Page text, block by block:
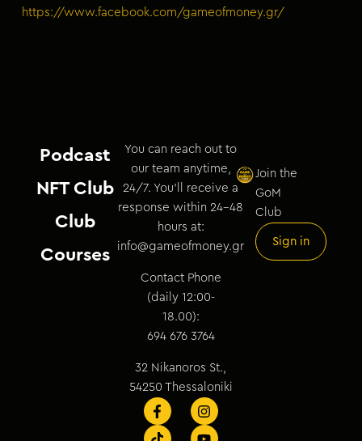
https://www.facebook.com/gameofmoney.gr/
Podcast
NFT Club
Club
Courses
You can reach out to
our team anytime,
24/7. You’ll receive a
response within 24–48
hours at:
info@gameofmoney.gr
Contact Phone
(daily 12:00-
18.00):
694 676 3764
32 Nikanoros St.,
54250 Thessaloniki
Join the
GoM
Club
Sign in